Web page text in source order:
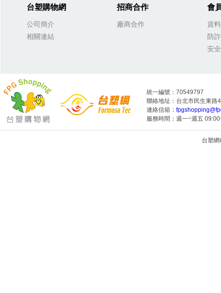
台塑購物網
公司簡介
相關連結
招商合作
廠商合作
會
資
防
安
統一編號：70549797
聯絡地址：台北市民生東路
連絡信箱：
服務時間：週一~週五
台塑